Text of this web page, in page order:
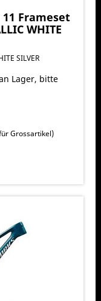
Frameset
WHITE
SILVER
Lager, bitte
Grossartikel)